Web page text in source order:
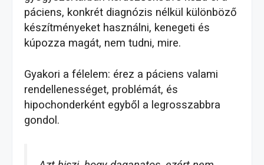
páciens, konkrét diagnózis nélkül különböző
készítményeket használni, kenegeti és
kúpozza magát, nem tudni, mire.
Gyakori a félelem: érez a páciens valami
rendellenességet, problémát, és
hipochonderként egyből a legrosszabbra
gondol.